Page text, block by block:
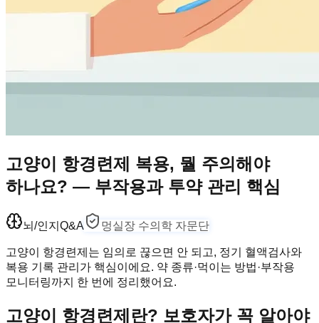
고양이 항경련제 복용, 뭘 주의해야
하나요? — 부작용과 투약 관리 핵심
뇌/인지 Q&A 멍실장 수의학 자문단
고양이 항경련제는 임의로 끊으면 안 되고, 정기 혈액검사와
복용 기록 관리가 핵심이에요. 약 종류·먹이는 방법·부작용
모니터링까지 한 번에 정리했어요.
고양이 항경련제란? 보호자가 꼭 알아야